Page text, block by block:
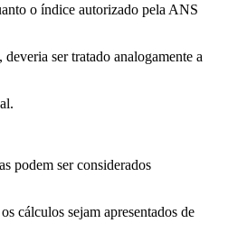
o índice autorizado pela ANS
ser tratado analogamente a
podem ser considerados
cálculos sejam apresentados de